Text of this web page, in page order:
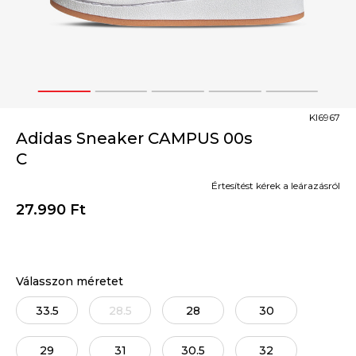
1 2 3 4 5
Adidas Sneaker CAMPUS 00s
C
KI6967
27.990 Ft
Értesítést kérek a leárazásról
Válasszon méretet
33.5 28.5 28 30
29 31 30.5 32